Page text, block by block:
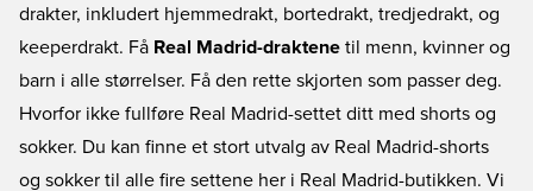
drakter, inkludert hjemmedrakt, bortedrakt, tredjedrakt, og
keeperdrakt. Få Real Madrid-draktene til menn, kvinner og
barn i alle størrelser. Få den rette skjorten som passer deg.
Hvorfor ikke fullføre Real Madrid-settet ditt med shorts og
sokker. Du kan finne et stort utvalg av Real Madrid-shorts
og sokker til alle fire settene her i Real Madrid-butikken. Vi